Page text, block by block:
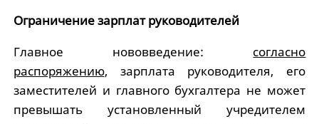
Ограничение зарплат руководителей
Главное нововведение: согласно
распоряжению, зарплата руководителя, его
заместителей и главного бухгалтера не может
превышать установленный учредителем